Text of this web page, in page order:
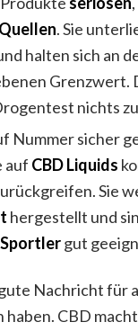
Quellen. Sie
halten sich an
Grenzwert.
nichts
Nummer sicher
auf CBD Liquids
Sie
hergestellt und
Sportlergut
Nachricht für
haben. CBD macht